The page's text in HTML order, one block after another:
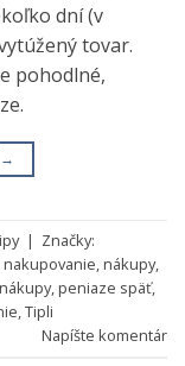
dní (v
tovar.
pohodlné,
→
| Značky:
nakupovanie,nákupy,
,peniaze späť,
,Tipli
Napíšte komentár